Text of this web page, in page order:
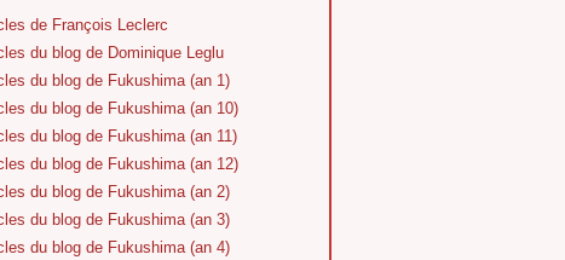
de François Leclerc
du blog de Dominique Leglu
du blog de Fukushima (an 1)
du blog de Fukushima (an 10)
du blog de Fukushima (an 11)
du blog de Fukushima (an 12)
du blog de Fukushima (an 2)
du blog de Fukushima (an 3)
du blog de Fukushima (an 4)